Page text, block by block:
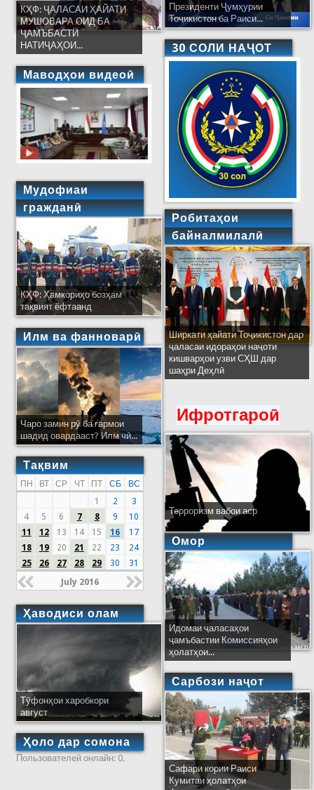
КҲФ: ҶАЛАСАИ ҲАЙАТИ
МУШОВАРА ОИД БА
ҶАМЪБАСТИ
НАТИҶАҲОИ...
Маводҳои видеоӣ
Мудофиаи
гражданӣ
КҲФ: Ҳамкориҳо бозҳам
тақвият ёфтаанд
Илм ва фанноварӣ
Чаро замин рӯ ба гармои
шадид овардааст? Илм чӣ...
Тақвим
ПН ВТ СР ЧТ ПТ СБ
ВС
1
2
3
4
5 6 7 8 9
10
11
12 13 14 15 16
17
18
19 20 21 22 23
24
25
26 27 28 29 30 31
July 2016
Ҳаводиси олам
Тӯфонҳои харобкори
август
Ҳоло дар сомона
Пользователей онлайн: 0.
Президенти Ҷумҳурии
Тоҷикистон ба Раиси...
30 СОЛИ НАҶОТ
Робитаҳои
байналмилалӣ
Ширкати ҳайати Тоҷикистон дар
ҷаласаи идораҳои наҷоти
кишварҳои узви СҲШ дар
шаҳри Деҳлӣ
Ифротгароӣ
Терроризм вабои аср
Омор
Идомаи ҷаласаҳои
ҷамъбастии Комиссияҳои
ҳолатҳои...
Сарбози наҷот
Сафари кории Раиси
Кумитаи ҳолатҳои